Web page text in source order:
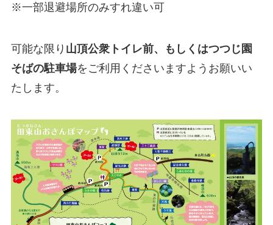
※一部退避場所のみすれ違い可
可能な限り 山頂公衆トイレ前、もしくはつつじ園
そばの駐車場をご利用くださいますようお願いい
たします。